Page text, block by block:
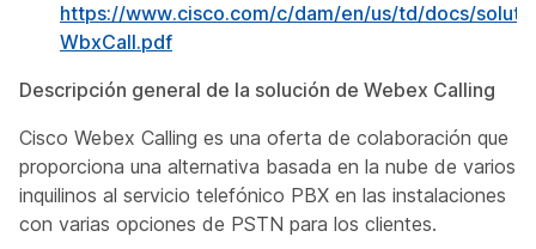
https://www.cisco.com/c/dam/en/us/td/docs/
WbxCall.pdf
Descripción general de la solución de Webex Calling
Cisco Webex Calling es una oferta de colaboración que
proporciona una alternativa basada en la nube de varios
inquilinos al servicio telefónico PBX en las instalaciones
con varias opciones de PSTN para los clientes.